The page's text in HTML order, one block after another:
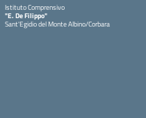
Istituto Comprensivo
"E. De Filippo"
Sant'Egidio del Monte Albino/Corbara